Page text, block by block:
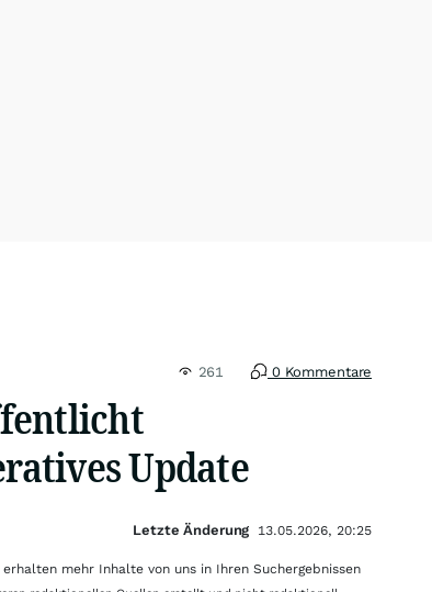
261 0 Kommentare
Update
Letzte Änderung 13.05.2026, 20:25
erhalten mehr Inhalte von uns in Ihren Suchergebnissen